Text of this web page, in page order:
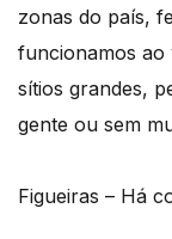
zonas do país,
funcionamos ao
sítios grandes,
gente ou sem
Figueiras – Há